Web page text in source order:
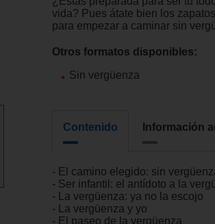
vida? Pues átate bien los
para empezar a caminar sin
Otros formatos disponibles:
Sin vergüenza
Contenido Información
- El camino elegido: sin
- Ser infantil: el antídoto a la
- La vergüenza: ya no la escojo
- La vergüenza y yo
- El paseo de la vergüenza